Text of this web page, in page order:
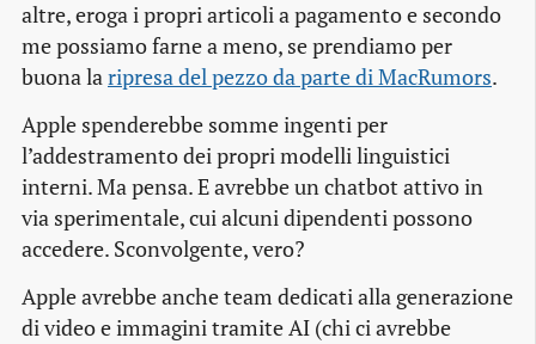
altre, eroga i propri articoli a pagamento e secondo
me possiamo farne a meno, se prendiamo per
buona laripresa del pezzo da parte di MacRumors.
Apple spenderebbe somme ingenti per
l’addestramento dei propri modelli linguistici
interni. Ma pensa. E avrebbe un chatbot attivo in
via sperimentale, cui alcuni dipendenti possono
accedere. Sconvolgente, vero?
Apple avrebbe anche team dedicati alla generazione
di video e immagini tramite AI (chi ci avrebbe